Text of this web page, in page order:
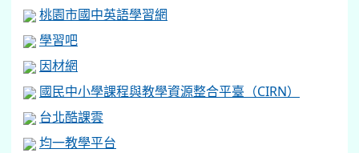
桃園市國中英語學習網
學習吧
因材網
國民中小學課程與教學資源整合平臺（CIRN）
台北酷課雲
均一教學平台